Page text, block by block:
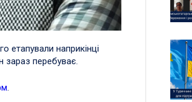
етапували наприкінці
зараз перебуває.
.